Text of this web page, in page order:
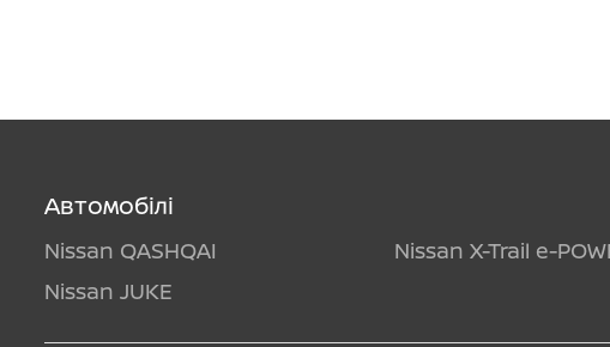
Автомобілі
Nissan QASHQAI Nissan X-Trail e-
Nissan JUKE